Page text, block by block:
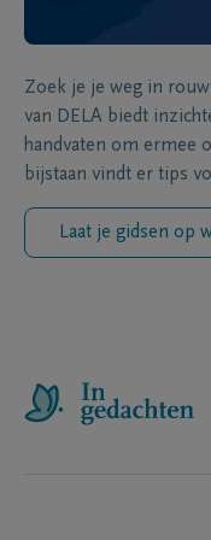
Zoek je je weg in
van DELA biedt
handvaten om ermee
bijstaan vindt er tips
Laat je gidsen op